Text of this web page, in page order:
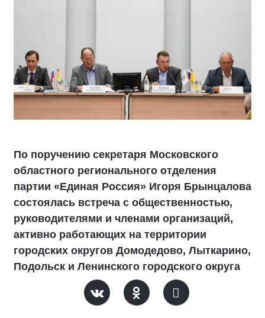
По поручению секретаря Московского
областного регионального отделения
партии «Единая Россия» Игоря Брынцалова
состоялась встреча с общественностью,
руководителями и членами организаций,
активно работающих на территории
городских округов Домодедово, Лыткарино,
Подольск и Ленинского городского округа